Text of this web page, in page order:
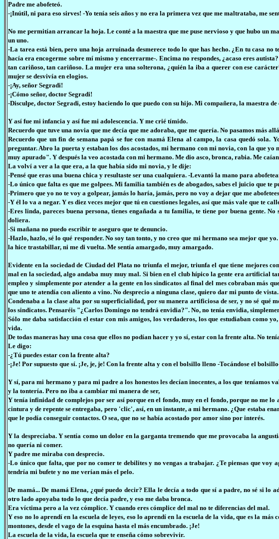
Padre me abofeteó.
-¡Inútil, ni para eso sirves! -Yo tenía seis años y no era la primera vez que me maltrataba, me
No me permitían arrancar la hoja. Le conté a la maestra que me puse nervioso y que hubo un
un uno.
-La tarea está bien, pero una hoja arruinada desmerece todo lo que has hecho. ¿En tu casa
hacía era encogerme sobre mí mismo y encerrarme-. Encima no respondes, ¿acaso eres
tan cariñoso, tan cariñoso. La mujer era una solterona, ¿quién la iba a querer con ese
mujer se desvivía en elogios.
-¡Ay, señor Segradi!
-¡Cómo señor, doctor Segradi!
-Disculpe, doctor Segradi, estoy haciendo lo que puedo con su hijo. Mi compañera, la maestra
Y así fue mi infancia y así fue mi adolescencia. Y me crié tímido.
Recuerdo que tuve una novia que me decía que me adoraba, que me quería. No pasamos más allá
Recuerdo que un fin de semana papá se fue con mamá Elena al campo, la casa quedó
preguntar. Abro la puerta y estaban los dos acostados, mi hermano con mi novia, con la que
muy apurado". Y después la veo acostada con mi hermano. Me dio asco, bronca, rabia. Me
La volví a ver a la que era, a la que había sido mi novia, y le dije:
-Pensé que eras una buena chica y resultaste ser una cualquiera. -Levantó la mano para
-Lo único que falta es que me golpees. Mi familia también es de abogados, sabes el juicio que te
-Primero que yo no te voy a golpear, jamás lo haría, jamás, pero no voy a dejar que me
-Y él lo va a negar. Y es diez veces mejor que tú en cuestiones legales, así que más vale que te
-Eres linda, pareces buena persona, tienes engañada a tu familia, te tiene por buena gente.
doliera.
-Si mañana no puedo escribir te aseguro que te denuncio.
-Hazlo, hazlo, sé lo qué responder. No soy tan tonto, y no creo que mi hermano sea mejor que
la hice trastabillar, ni me di vuelta. Me sentía amargado, muy amargado.
Evidente en la sociedad de Ciudad del Plata no triunfa el mejor, triunfa el que tiene mejores
mal en la sociedad, algo andaba muy muy mal. Si bien en el club hípico la gente era artificial
empleo y simplemente por atender a la gente en los sindicatos al final del mes cobraban más
que uno te atendía con aliento a vino. No desprecio a ninguna clase, quiero dar mi punto de
Condenaba a la clase alta por su superficialidad, por su manera artificiosa de ser, y no sé qué
los sindicatos. Pensaréis "¿Carlos Domingo no tendrá envidia?". No, no tenía envidia,
Sólo me daba satisfacción el estar con mis amigos, los verdaderos, los que estudiaban como
vida.
De todas maneras hay una cosa que ellos no podían hacer y yo sí, estar con la frente alta. No
Le digo:
-¿Tú puedes estar con la frente alta?
-¡Je! Por supuesto que sí. ¡Je, je, je! Con la frente alta y con el bolsillo lleno -Tocándose el
Y sí, para mi hermano y para mi padre a los honestos les decían inocentes, a los que teníamos
y la tontería. Pero no iba a cambiar mi manera de ser,
Y tenía infinidad de complejos por ser así porque en el fondo, muy en el fondo, porque no me
cintura y de repente se entregaba, pero 'clic', así, en un instante, a mi hermano. ¿Que estaba
que le podía conseguir contactos. O sea, que no se había acostado por amor sino por interés.
Y la despreciaba. Y sentía como un dolor en la garganta tremendo que me provocaba la
no quería ni comer.
Y padre me miraba con desprecio.
-Lo único que falta, que por no comer te debilites y no vengas a trabajar. ¿Te piensas que voy
tendría mi bufete y no me verían más el pelo.
De mamá... De mamá Elena, ¿qué puedo decir? Ella le decía a todo que sí a padre, no sé si
otro lado apoyaba todo lo que decía padre, y eso me daba bronca.
Era víctima pero a la vez cómplice. Y cuando eres cómplice del mal no te diferencias del mal.
Y eso no lo aprendí en la escuela de leyes, eso lo aprendí en la escuela de la vida, que es la
montones, desde el vago de la esquina hasta el más encumbrado. ¡Je!
La escuela de la vida, la escuela que te enseña cómo sobrevivir.